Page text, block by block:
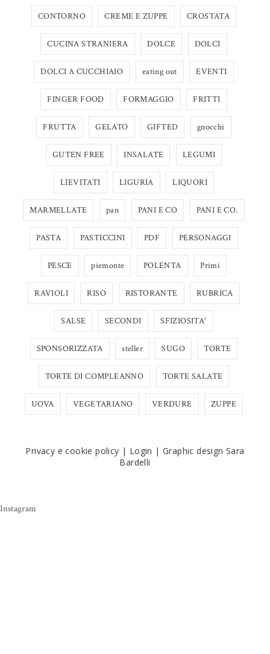
CONTORNO CREME E ZUPPE CROSTATA
CUCINA STRANIERA DOLCE DOLCI
DOLCI A CUCCHIAIO eating out EVENTI
FINGER FOOD FORMAGGIO FRITTI
FRUTTA GELATO GIFTED gnocchi
GUTEN FREE INSALATE LEGUMI
LIEVITATI LIGURIA LIQUORI
MARMELLATE pan PANI E CO PANI E CO.
PASTA PASTICCINI PDF PERSONAGGI
PESCE piemonte POLENTA Primi
RAVIOLI RISO RISTORANTE RUBRICA
SALSE SECONDI SFIZIOSITA'
SPONSORIZZATA steller SUGO TORTE
TORTE DI COMPLEANNO TORTE SALATE
UOVA VEGETARIANO VERDURE ZUPPE
Privacy e cookie policy | Login | Graphic design Sara
Bardelli
Instagram